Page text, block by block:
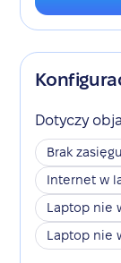
Dotyczy
Brak zasięgu
Internet w
Laptop nie
Laptop nie